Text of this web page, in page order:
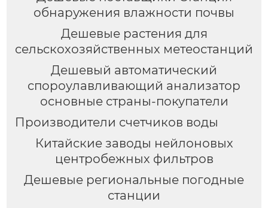
обнаружения влажности почвы
Дешевые растения для
сельскохозяйственных метеостанций
Дешевый автоматический
спороулавливающий анализатор
основные страны-покупатели
Производители счетчиков воды
Китайские заводы нейлоновых
центробежных фильтров
Дешевые региональные погодные
станции